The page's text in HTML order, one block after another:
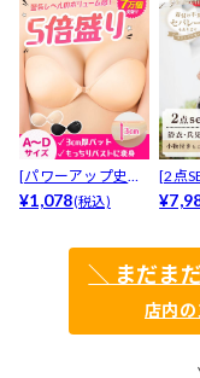
[パワーアップ史上
最強5倍盛りアップ
¥1,078(税込)
[2点
ア
＼ まだま
店内